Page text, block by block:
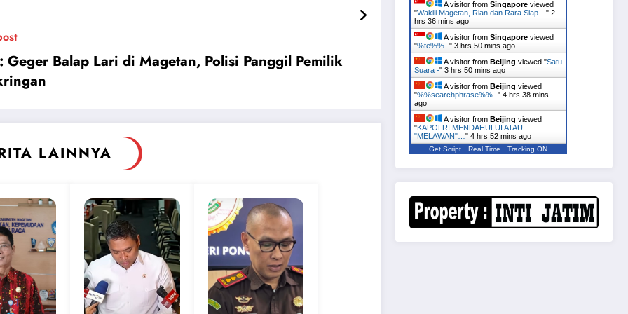
Geger Balap Lari di Magetan, Polisi Panggil Pemilik
LAINNYA
A visitor from Singapore viewed
"Wakili Magetan, Rian dan Rara Siap…" 2
hrs 37 mins ago
A visitor from Singapore viewed
"%te%% -" 3 hrs 50 mins ago
A visitor from Beijing viewed "Satu
Suara -" 3 hrs 50 mins ago
A visitor from Beijing viewed
"%%searchphrase%% -" 4 hrs 38 mins
ago
A visitor from Beijing viewed
"KAPOLRI MENDAHULUI ATAU
"MELAWAN"…" 4 hrs 52 mins ago
Get Script Real Time Tracking ON